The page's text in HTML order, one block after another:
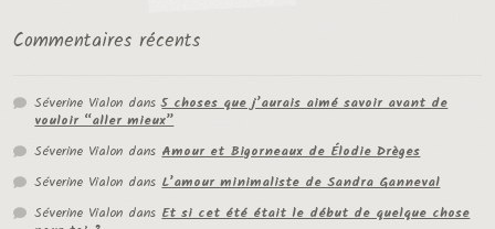
Commentaires récents
Séverine Vialon dans5 choses que j’aurais aimé savoir avant de
vouloir “aller mieux”
Séverine Vialon dansAmour et Bigorneaux de Élodie Drèges
Séverine Vialon dansL’amour minimaliste de Sandra Ganneval
Séverine Vialon dansEt si cet été était le début de quelque chose